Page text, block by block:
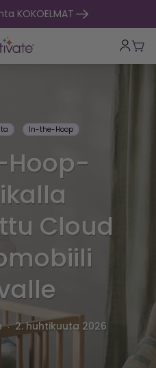
KOKOELMAT
In-the-Hoop
Cloud
. 2. huhtikuuta 2026